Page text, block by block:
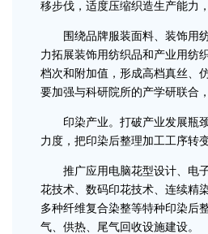
移步伐，适度压缩织造生产能力
围绕品牌服装面料、装饰用纺
力拓展装饰用纺织品和产业用纺
档次和附加值，形成高档真丝、
要加强与科研院所的产学研联合
印染产业。打破产业发展瓶颈
力度，把印染后整理加工工序转
推广应用电脑花型设计、电子
花技术、数码印花技术、连续精
多种纤维复合染整等特种印染后
气、供热、尾气回收设施建设。